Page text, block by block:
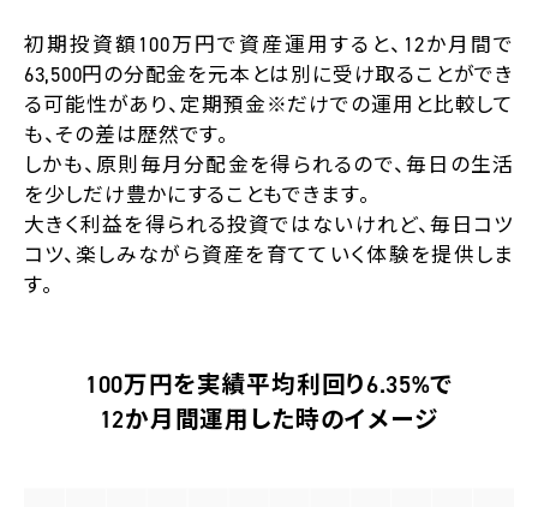
初期投資額100万円で資産運用すると、12か月間で
63,500円の分配金を元本とは別に受け取ることができ
る可能性があり、定期預金※だけでの運用と比較して
も、その差は歴然です。
しかも、原則毎月分配金を得られるので、毎日の生活
を少しだけ豊かにすることもできます。
大きく利益を得られる投資ではないけれど、毎日コツ
コツ、楽しみながら資産を育てていく体験を提供しま
す。
100万円を実績平均利回り6.35%で
12か月間運用した時のイメージ